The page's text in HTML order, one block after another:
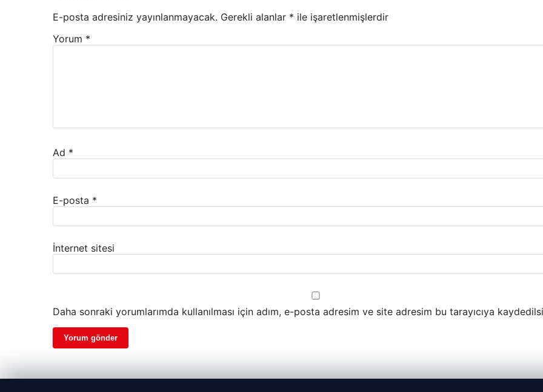
E-posta adresiniz yayınlanmayacak. Gerekli alanlar * ile işaretlenmişlerdir
Yorum *
Ad *
E-posta *
İnternet sitesi
Daha sonraki yorumlarımda kullanılması için adım, e-posta adresim ve site adresim bu tarayıcıya